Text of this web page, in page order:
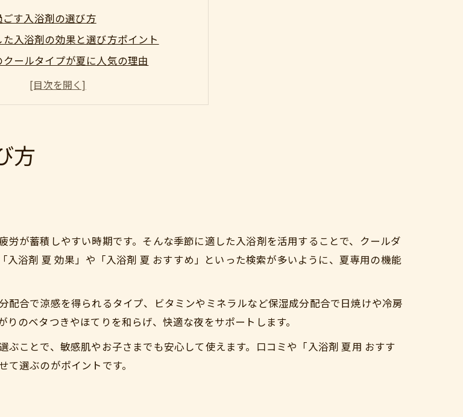
す入浴剤の選び方
た入浴剤の効果と選び方ポイント
クールタイプが夏に人気の理由
夏バテ予防と美肌を同時に叶える方法
浴剤の香り選びでリラックス度アップ
涼やかバスタイム体験
ール効果で夏の暑さを和らげる体験
りで涼やかさを感じる秘訣
入浴剤でクールダウンと疲労回復を両立
！入浴剤を活用した快眠ルーティン
方
が蓄積しやすい時期です。そんな季節に適した入浴剤を活用することで、クールダ
浴剤 夏 効果」や「入浴剤 夏 おすすめ」といった検索が多いように、夏専用の機能
合で涼感を得られるタイプ、ビタミンやミネラルなど保湿成分配合で日焼けや冷房
のベタつきやほてりを和らげ、快適な夜をサポートします。
ことで、敏感肌やお子さまでも安心して使えます。口コミや「入浴剤 夏用 おすす
選ぶのがポイントです。